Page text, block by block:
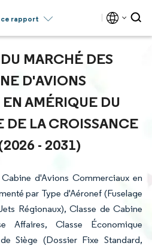
ce rapport
MARCHÉ DES
D'AVIONS
AMÉRIQUE DU
DE LA CROISSANCE
- 2031)
d'Avions Commerciaux en
par Type d'Aéronef (Fuselage
Régionaux), Classe de Cabine
Affaires, Classe Économique
Siège (Dossier Fixe Standard,